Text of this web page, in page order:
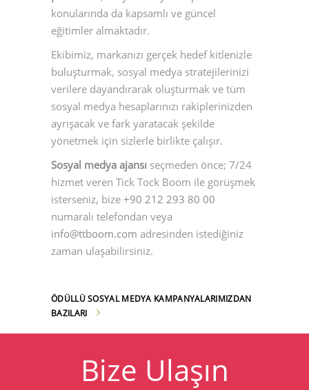
konularında da kapsamlı ve güncel
eğitimler almaktadır.
Ekibimiz, markanızı gerçek hedef kitlenizle
buluşturmak, sosyal medya stratejilerinizi
verilere dayandırarak oluşturmak ve tüm
sosyal medya hesaplarınızı rakiplerinizden
ayrışacak ve fark yaratacak şekilde
yönetmek için sizlerle birlikte çalışır.
Sosyal medya ajansı seçmeden önce; 7/24
hizmet veren Tick Tock Boom ile görüşmek
isterseniz, bize +90 212 293 80 00
numaralı telefondan veya
info@ttboom.com adresinden istediğiniz
zaman ulaşabilirsiniz.
ÖDÜLLÜ SOSYAL MEDYA KAMPANYALARIMIZDAN
BAZILARI
Bize Ulaşın